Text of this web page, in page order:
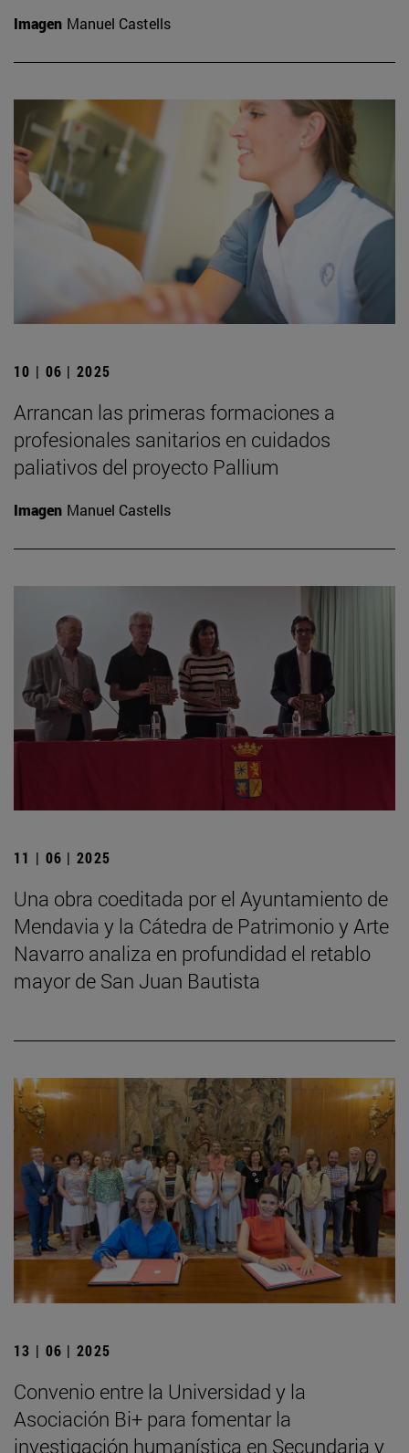
Imagen Manuel Castells
10 | 06 | 2025
Arrancan las primeras formaciones a
profesionales sanitarios en cuidados
paliativos del proyecto Pallium
Imagen Manuel Castells
11 | 06 | 2025
Una obra coeditada por el Ayuntamiento de
Mendavia y la Cátedra de Patrimonio y Arte
Navarro analiza en profundidad el retablo
mayor de San Juan Bautista
13 | 06 | 2025
Convenio entre la Universidad y la
Asociación Bi+ para fomentar la
investigación humanística en Secundaria y